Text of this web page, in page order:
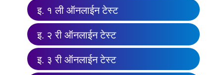
इ. १ ली ऑनलाईन टेस्ट
इ. २ री ऑनलाईन टेस्ट
इ. ३ री ऑनलाईन टेस्ट